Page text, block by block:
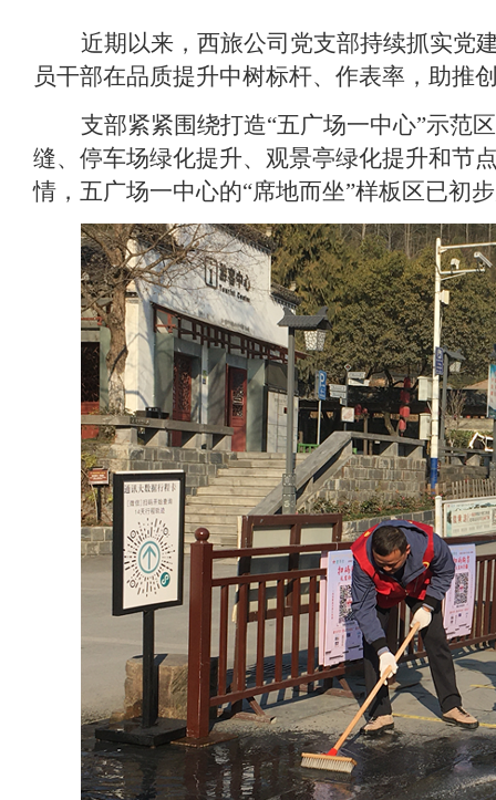
近期以来，西旅公司党支部持续抓实党
员干部在品质提升中树标杆、作表率，助推
支部紧紧围绕打造“五广场一中心”示范
缝、停车场绿化提升、观景亭绿化提升和节
情，五广场一中心的“席地而坐”样板区已初